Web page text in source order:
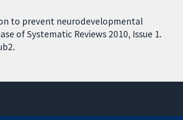
to prevent neurodevelopmental
of Systematic Reviews 2010, Issue 1.